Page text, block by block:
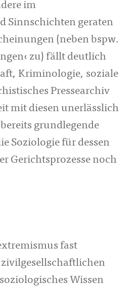
im
Sinnschichten geraten
(neben bspw.
zu) fällt deutlich
Kriminologie, soziale
Pressearchiv
mit diesen unerlässlich
grundlegende
Soziologie für dessen
Gerichtsprozesse noch
fast
Wissen